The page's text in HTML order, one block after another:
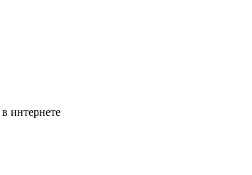
интернете